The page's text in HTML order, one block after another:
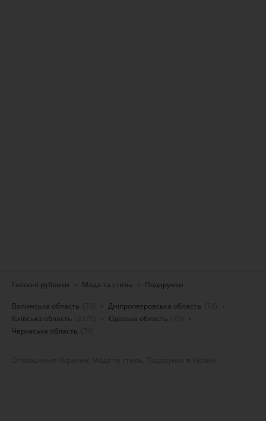
Головні рубрики Мода та стиль Подарунки
Волинська область Дніпропетровська область
Київська область
Одеська область
Черкаська область